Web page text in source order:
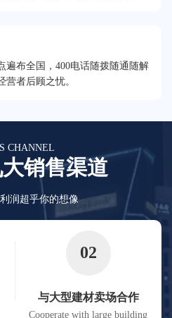
遍布全国，400电话随拨随通随解
者后顾之忧。
CHANNEL
销售渠道
润超乎你的想像
02
与大型建材卖场合作
Cooperate with large building